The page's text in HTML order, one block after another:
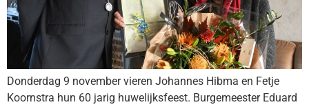
Donderdag 9 november vieren Johannes Hibma en Fetje
Koornstra hun 60 jarig huwelijksfeest. Burgemeester Eduard